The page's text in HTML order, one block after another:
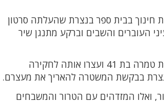
חינוך בבית ספר בנצרת שהעלתה סרטון
לעיני העוברים והשבים וברקע מתנגן שיר
בתוך כך, פשטו הלילה שוטרי המחוז הצפוני על ביתה של החשודה, תושבת טמרה בת 41 ועצרו אותה לחקירה
בבקשת המשטרה להאריך את מעצרם.
ואלו המזדהים עם הטרור והמשבחים